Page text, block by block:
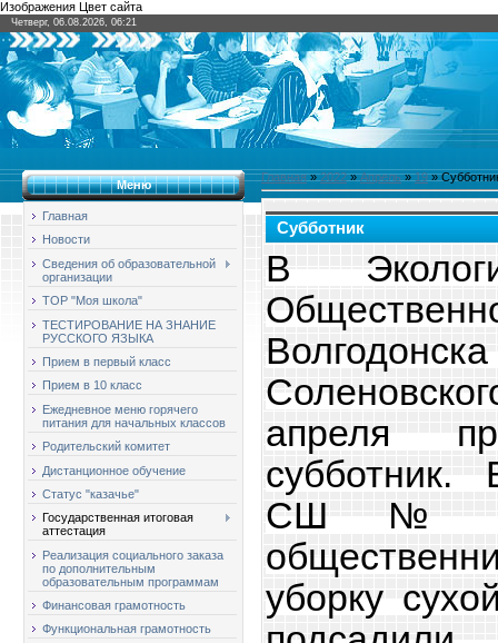
Изображения Цвет сайта
Четверг, 06.08.2026, 06:21
Меню
Главная
Новости
Сведения об образовательной
организации
ТОР "Моя школа"
ТЕСТИРОВАНИЕ НА ЗНАНИЕ
РУССКОГО ЯЗЫКА
Прием в первый класс
Прием в 10 класс
Ежедневное меню горячего
питания для начальных классов
Родительский комитет
Дистанционное обучение
Статус "казачье"
Государственная итоговая
аттестация
Реализация социального заказа
по дополнительным
образовательным программам
Финансовая грамотность
Функциональная грамотность
Главная»2022 » Апрель » 19»
Субботник
В
апреля
СШ № 9
уборку